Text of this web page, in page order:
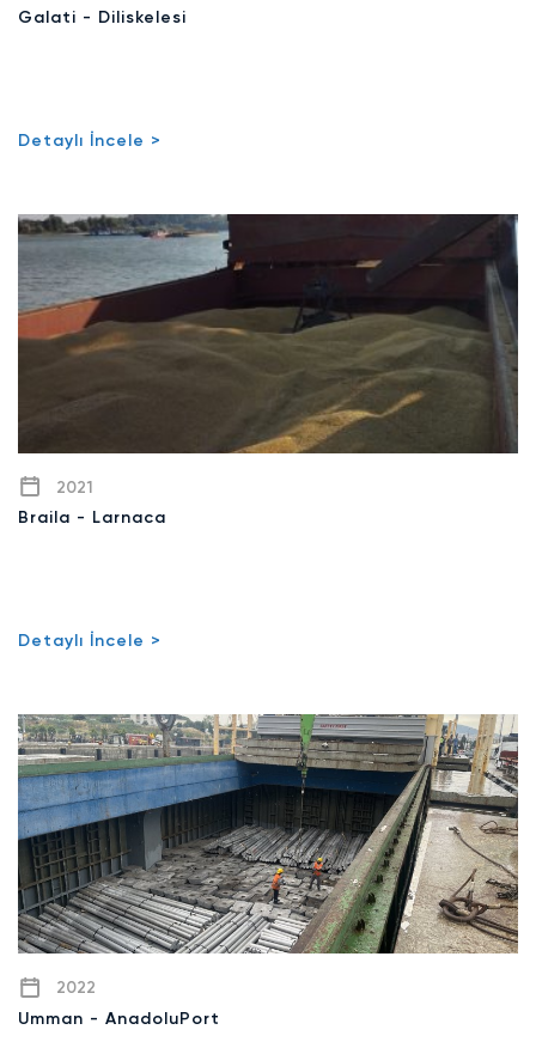
Galati - Diliskelesi
Detaylı İncele >
2021
Braila - Larnaca
Detaylı İncele >
2022
Umman - AnadoluPort